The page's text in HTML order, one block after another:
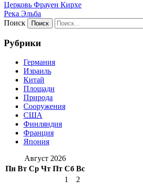
Церковь Фрауен Кирхе
Река Эльба
Поиск
Рубрики
Германия
Израиль
Китай
Площади
Природа
Сооружения
США
Финляндия
Франция
Япония
Август 2026
Пн Вт Ср Чт Пт Сб Вс
1
2